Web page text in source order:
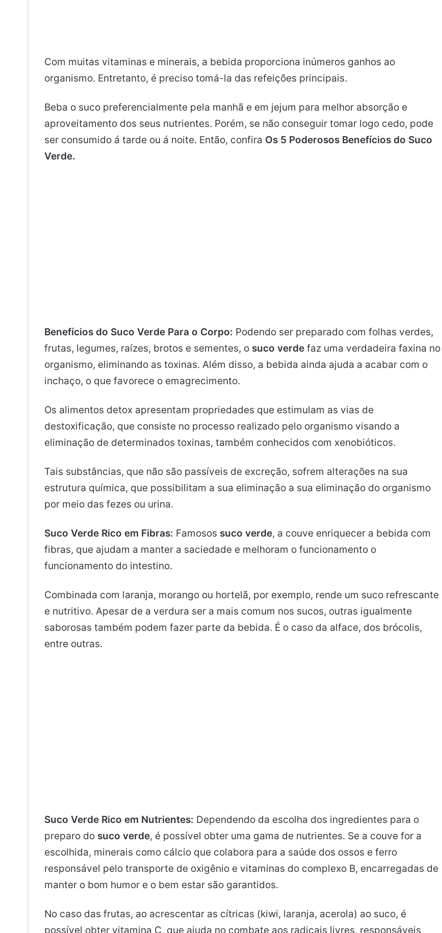
Com muitas vitaminas e minerais, a bebida proporciona inúmeros ganhos ao
organismo. Entretanto, é preciso tomá-la das refeições principais.
Beba o suco preferencialmente pela manhã e em jejum para melhor absorção e
aproveitamento dos seus nutrientes. Porém, se não conseguir tomar logo cedo, pode
ser consumido á tarde ou á noite. Então, confira Os 5 Poderosos Benefícios do Suco
Verde.
Benefícios do Suco Verde Para o Corpo: Podendo ser preparado com folhas verdes,
frutas, legumes, raízes, brotos e sementes, o suco verde faz uma verdadeira faxina no
organismo, eliminando as toxinas. Além disso, a bebida ainda ajuda a acabar com o
inchaço, o que favorece o emagrecimento.
Os alimentos detox apresentam propriedades que estimulam as vias de
destoxificação, que consiste no processo realizado pelo organismo visando a
eliminação de determinados toxinas, também conhecidos com xenobióticos.
Tais substâncias, que não são passíveis de excreção, sofrem alterações na sua
estrutura química, que possibilitam a sua eliminação a sua eliminação do organismo
por meio das fezes ou urina.
Suco Verde Rico em Fibras: Famosos suco verde, a couve enriquecer a bebida com
fibras, que ajudam a manter a saciedade e melhoram o funcionamento o
funcionamento do intestino.
Combinada com laranja, morango ou hortelã, por exemplo, rende um suco refrescante
e nutritivo. Apesar de a verdura ser a mais comum nos sucos, outras igualmente
saborosas também podem fazer parte da bebida. É o caso da alface, dos brócolis,
entre outras.
Suco Verde Rico em Nutrientes: Dependendo da escolha dos ingredientes para o
preparo do suco verde, é possível obter uma gama de nutrientes. Se a couve for a
escolhida, minerais como cálcio que colabora para a saúde dos ossos e ferro
responsável pelo transporte de oxigênio e vitaminas do complexo B, encarregadas de
manter o bom humor e o bem estar são garantidos.
No caso das frutas, ao acrescentar as cítricas (kiwi, laranja, acerola) ao suco, é
possível obter vitamina C, que ajuda no combate aos radicais livres, responsáveis